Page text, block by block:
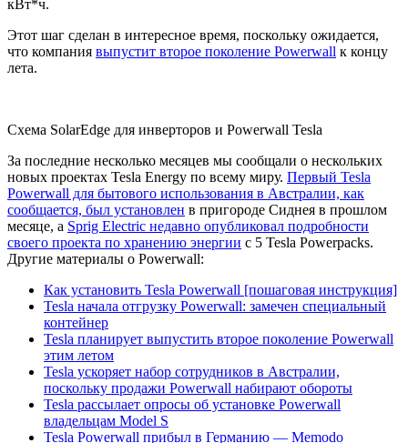
кВт*ч.
Этот шаг сделан в интересное время, поскольку ожидается,
что компания выпустит второе поколение Powerwall к концу
лета.
Схема SolarEdge для инверторов и Powerwall Tesla
За последние несколько месяцев мы сообщали о нескольких
новых проектах Tesla Energy по всему миру. Первый Tesla
Powerwall для бытового использования в Австралии, как
сообщается, был установлен в пригороде Сиднея в прошлом
месяце, а Sprig Electric недавно опубликовал подробности
своего проекта по хранению энергии с 5 Tesla Powerpacks.
Другие материалы о Powerwall:
Как установить Tesla Powerwall [пошаговая инструкция]
Tesla начала отгрузку Powerwall: замечен специальный
контейнер
Tesla планирует выпустить второе поколение Powerwall
этим летом
Tesla ускоряет набор сотрудников в Австралии,
поскольку продажи Powerwall набирают обороты
Tesla рассылает опросы об установке Powerwall
владельцам Model S
Tesla Powerwall прибыл в Германию — Memodo